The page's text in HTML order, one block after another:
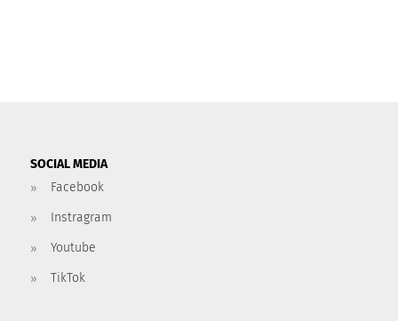
SOCIAL MEDIA
Facebook
Instragram
Youtube
TikTok